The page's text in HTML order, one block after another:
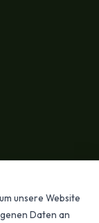
unsere Website
Daten an